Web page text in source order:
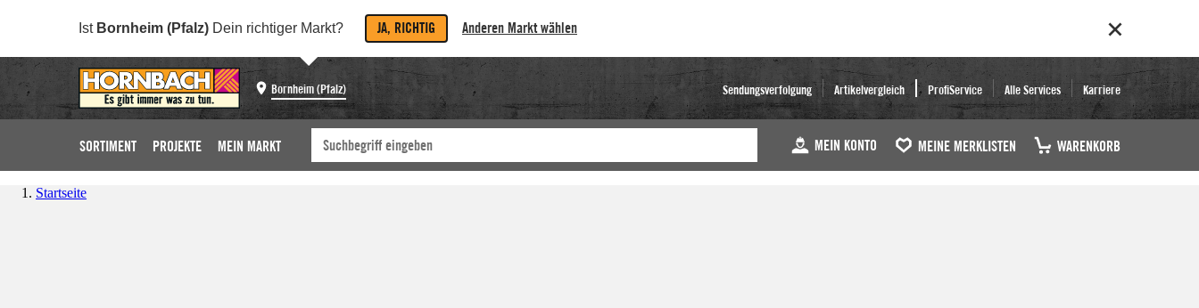
Ist Bornheim (Pfalz) Dein richtiger Markt? JA, RICHTIG Anderen Markt wählen
Bornheim (Pfalz) Sendungsverfolgung Artikelvergleich ProfiService Alle Services Karriere
SORTIMENT PROJEKTE MEIN MARKT MEIN KONTO MEINE MERKLISTEN WARENKORB
Startseite